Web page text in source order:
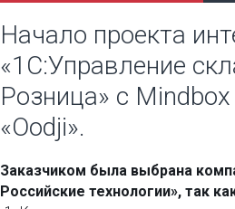
Начало проекта
«1С:Управление
Розница» с
«Oodji».
Заказчиком была выбрана
Российские технологии», так